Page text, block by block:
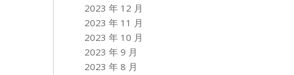
2023 年 12 月
2023 年 11 月
2023 年 10 月
2023 年 9 月
2023 年 8 月